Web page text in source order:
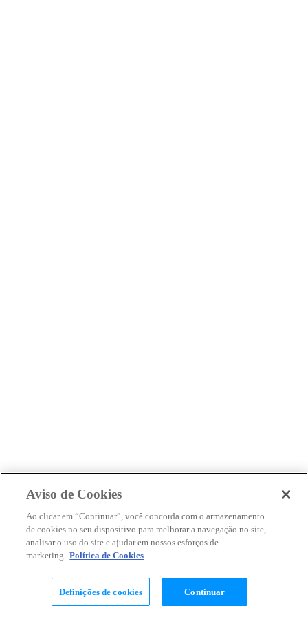
Aviso de Cookies
Ao clicar em “Continuar”, você concorda com o armazenamento
de cookies no seu dispositivo para melhorar a navegação no site,
analisar o uso do site e ajudar em nossos esforços de
marketing. Política de Cookies
Definições de cookies Continuar